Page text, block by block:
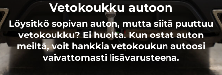
Vetokoukku autoon
Löysitkö sopivan auton, mutta siitä puuttuu
vetokoukku? Ei huolta. Kun ostat auton
meiltä, voit hankkia vetokoukun autoosi
vaivattomasti lisävarusteena.